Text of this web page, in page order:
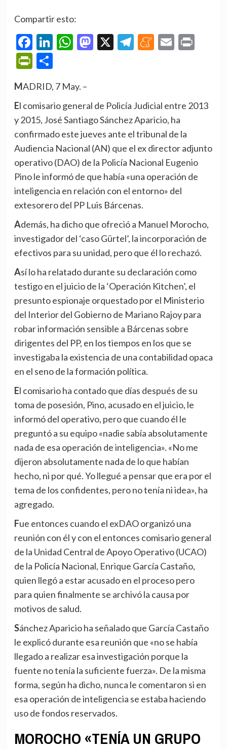
Compartir esto:
Facebook
LinkedIn
WhatsApp
Mastodon
X Telegram
Meneame
Email
PrintFriendly
Compartir
MADRID, 7 May. –
El comisario general de Policía Judicial entre 2013
y 2015, José Santiago Sánchez Aparicio, ha
confirmado este jueves ante el tribunal de la
Audiencia Nacional (AN) que el ex director adjunto
operativo (DAO) de la Policía Nacional Eugenio
Pino le informó de que había «una operación de
inteligencia en relación con el entorno» del
extesorero del PP Luis Bárcenas.
Además, ha dicho que ofreció a Manuel Morocho,
investigador del ‘caso Gürtel’, la incorporación de
efectivos para su unidad, pero que él lo rechazó.
Así lo ha relatado durante su declaración como
testigo en el juicio de la ‘Operación Kitchen’, el
presunto espionaje orquestado por el Ministerio
del Interior del Gobierno de Mariano Rajoy para
robar información sensible a Bárcenas sobre
dirigentes del PP, en los tiempos en los que se
investigaba la existencia de una contabilidad opaca
en el seno de la formación política.
El comisario ha contado que días después de su
toma de posesión, Pino, acusado en el juicio, le
informó del operativo, pero que cuando él le
preguntó a su equipo «nadie sabía absolutamente
nada de esa operación de inteligencia». «No me
dijeron absolutamente nada de lo que habían
hecho, ni por qué. Yo llegué a pensar que era por el
tema de los confidentes, pero no tenía ni idea», ha
agregado.
Fue entonces cuando el exDAO organizó una
reunión con él y con el entonces comisario general
de la Unidad Central de Apoyo Operativo (UCAO)
de la Policía Nacional, Enrique García Castaño,
quien llegó a estar acusado en el proceso pero
para quien finalmente se archivó la causa por
motivos de salud.
Sánchez Aparicio ha señalado que García Castaño
le explicó durante esa reunión que «no se había
llegado a realizar esa investigación porque la
fuente no tenía la suficiente fuerza». De la misma
forma, según ha dicho, nunca le comentaron si en
esa operación de inteligencia se estaba haciendo
uso de fondos reservados.
MOROCHO «TENÍA UN GRUPO